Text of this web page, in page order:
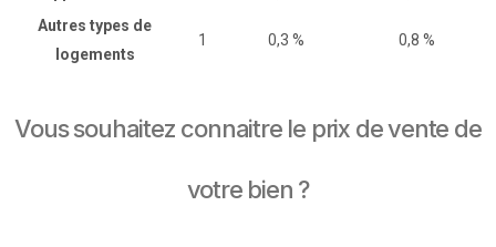
Autres types de
logements
1 0,3 % 0,8 %
Vous souhaitez connaitre le prix de vente de
votre bien ?